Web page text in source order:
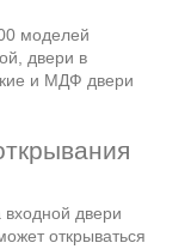
моделей
двери в
и МДФ двери
двери
открываться